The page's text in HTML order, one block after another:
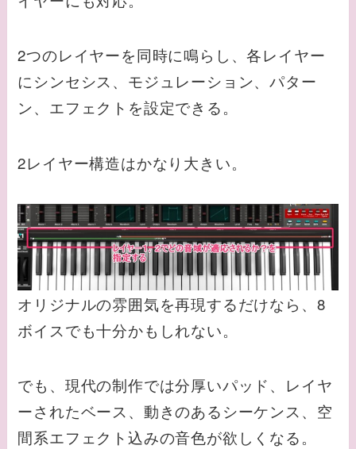
2つのレイヤーを同時に鳴らし、各レイヤー
にシンセシス、モジュレーション、パター
ン、エフェクトを設定できる。
2レイヤー構造はかなり大きい。
オリジナルの雰囲気を再現するだけなら、8
ボイスでも十分かもしれない。
でも、現代の制作では分厚いパッド、レイヤ
ーされたベース、動きのあるシーケンス、空
間系エフェクト込みの音色が欲しくなる。